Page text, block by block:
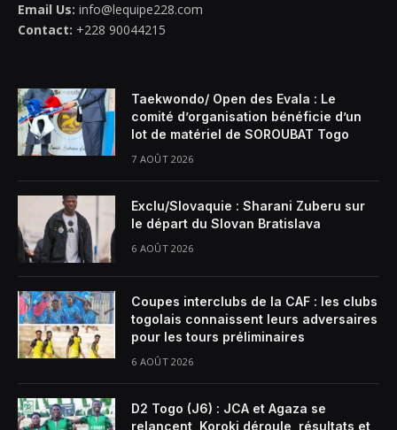
Email Us: info@lequipe228.com
Contact: +228 90044215
Taekwondo/ Open des Evala : Le
comité d’organisation bénéficie d’un
lot de matériel de SOROUBAT Togo
7 AOÛT 2026
Exclu/Slovaquie : Sharani Zuberu sur
le départ du Slovan Bratislava
6 AOÛT 2026
Coupes interclubs de la CAF : les clubs
togolais connaissent leurs adversaires
pour les tours préliminaires
6 AOÛT 2026
D2 Togo (J6) : JCA et Agaza se
relancent, Koroki déroule, résultats et